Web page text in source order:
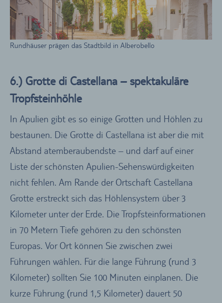
Rundhäuser prägen das Stadtbild in Alberobello
6.) Grotte di Castellana – spektakuläre
Tropfsteinhöhle
In Apulien gibt es so einige Grotten und Höhlen zu
bestaunen. Die Grotte di Castellana ist aber die mit
Abstand atemberaubendste – und darf auf einer
Liste der schönsten Apulien-Sehenswürdigkeiten
nicht fehlen. Am Rande der Ortschaft Castellana
Grotte erstreckt sich das Höhlensystem über 3
Kilometer unter der Erde. Die Tropfsteinformationen
in 70 Metern Tiefe gehören zu den schönsten
Europas. Vor Ort können Sie zwischen zwei
Führungen wählen. Für die lange Führung (rund 3
Kilometer) sollten Sie 100 Minuten einplanen. Die
kurze Führung (rund 1,5 Kilometer) dauert 50